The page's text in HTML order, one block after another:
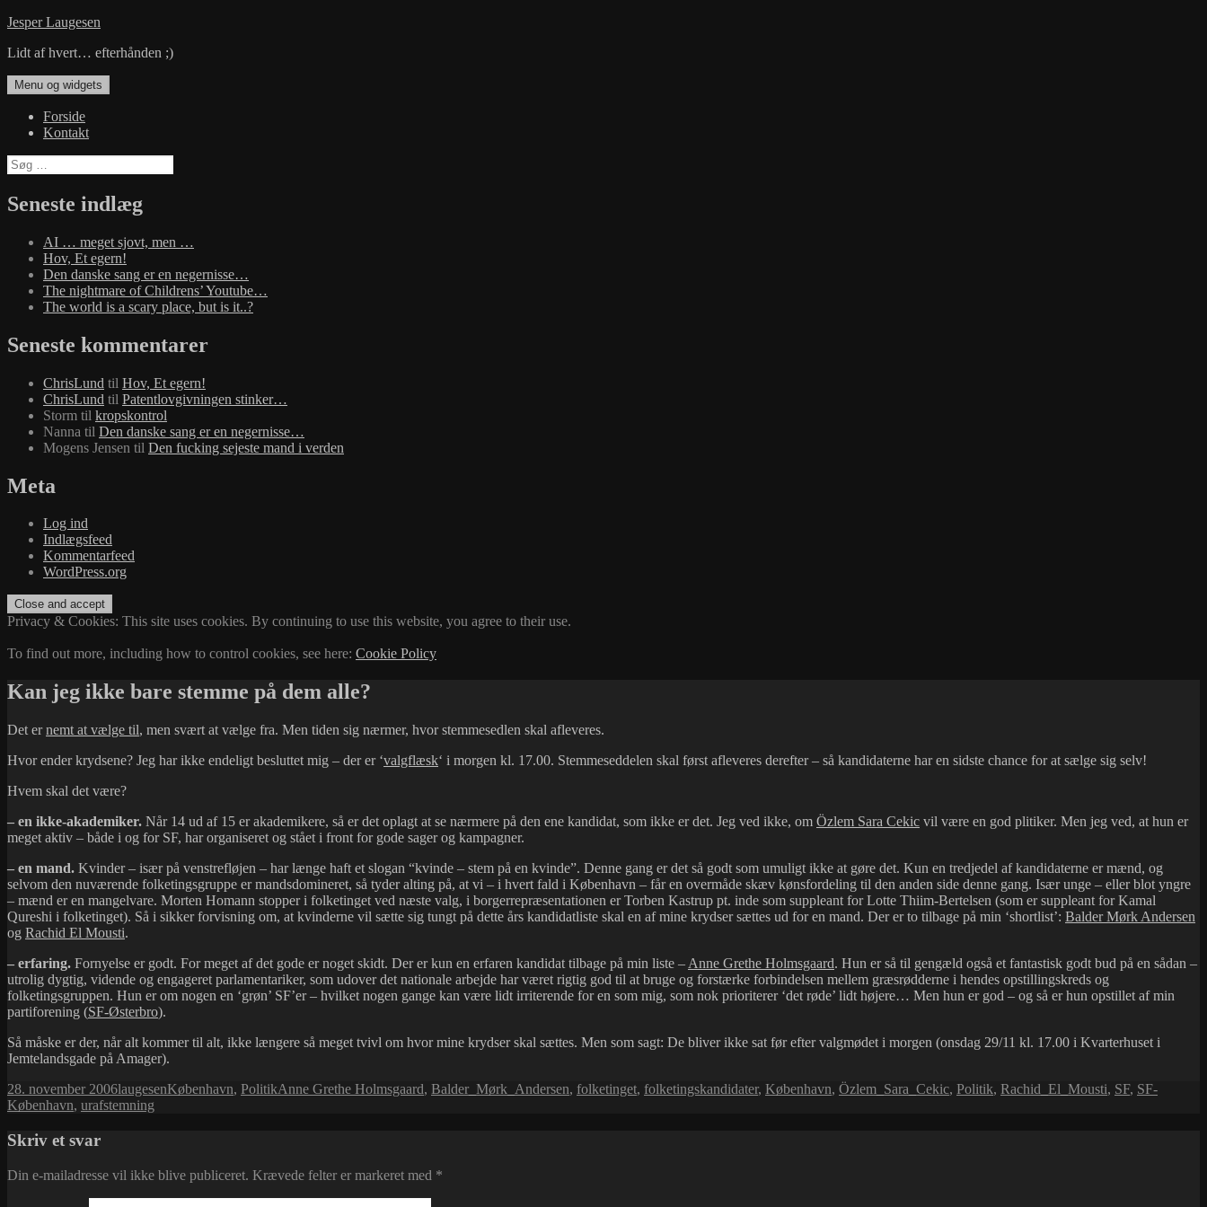
Hop
indhold
Jesper Laugesen
Lidt af hvert… efterhånden ;)
Menu og widgets
Forside
Kontakt
Søg
efter:
Seneste indlæg
AI … meget sjovt, men …
Hov, Et egern!
Den danske sang er en negernisse…
The nightmare of Childrens’ Youtube…
The world is a scary place, but is it..?
Seneste kommentarer
ChrisLund til Hov, Et egern!
ChrisLund til Patentlovgivningen stinker…
Storm til kropskontrol
Nanna til Den danske sang er en negernisse…
Mogens Jensen til Den fucking sejeste mand i verden
Meta
Log ind
Indlægsfeed
Kommentarfeed
WordPress.org
Privacy & Cookies: This site uses cookies. By continuing to use this website, you agree to their use.
To find out more, including how to control cookies, see here: Cookie Policy
Kan jeg ikke bare stemme på dem alle?
Det ernemt at vælge til, men svært at vælge fra. Men tiden sig nærmer, hvor stemmesedlen skal afleveres.
Hvor ender krydsene? Jeg har ikke endeligt besluttet mig – der er ‘valgflæsk‘ i morgen kl. 17.00. Stemmeseddelen skal først afleveres derefter – så kandidaterne har en sidste chance for at sælge sig selv!
Hvem skal det være?
– en ikke-akademiker. Når 14 ud af 15 er akademikere, så er det oplagt at se nærmere på den ene kandidat, som ikke er det. Jeg ved ikke, om Özlem Sara Cekic vil være en god plitiker. Men jeg ved, at hun er
meget aktiv – både i og for SF, har organiseret og stået i front for gode sager og kampagner.
– en mand. Kvinder – især på venstrefløjen – har længe haft et slogan “kvinde – stem på en kvinde”. Denne gang er det så godt som umuligt ikke at gøre det. Kun en tredjedel af kandidaterne er mænd, og
selvom den nuværende folketingsgruppe er mandsdomineret, så tyder alting på, at vi – i hvert fald i København – får en overmåde skæv kønsfordeling til den anden side denne gang. Især unge – eller blot yngre
– mænd er en mangelvare. Morten Homann stopper i folketinget ved næste valg, i borgerrepræsentationen er Torben Kastrup pt. inde som suppleant for Lotte Thiim-Bertelsen (som er suppleant for Kamal
Qureshi i folketinget). Så i sikker forvisning om, at kvinderne vil sætte sig tungt på dette års kandidatliste skal en af mine krydser sættes ud for en mand. Der er to tilbage på min ‘shortlist’: Balder Mørk Andersen
og Rachid El Mousti.
– erfaring. Fornyelse er godt. For meget af det gode er noget skidt. Der er kun en erfaren kandidat tilbage på min liste – Anne Grethe Holmsgaard. Hun er så til gengæld også et fantastisk godt bud på en sådan –
utrolig dygtig, vidende og engageret parlamentariker, som udover det nationale arbejde har været rigtig god til at bruge og forstærke forbindelsen mellem græsrødderne i hendes opstillingskreds og
folketingsgruppen. Hun er om nogen en ‘grøn’ SF’er – hvilket nogen gange kan være lidt irriterende for en som mig, som nok prioriterer ‘det røde’ lidt højere… Men hun er god – og så er hun opstillet af min
partiforening (SF-Østerbro).
Så måske er der, når alt kommer til alt, ikke længere så meget tvivl om hvor mine krydser skal sættes. Men som sagt: De bliver ikke sat før efter valgmødet i morgen (onsdag 29/11 kl. 17.00 i Kvarterhuset i
Jemtelandsgade på Amager).
Udgivet
i
28. november 2006Forfatter
laugesenKategorier
København, PolitikTags
Anne Grethe Holmsgaard, Balder_Mørk_Andersen, folketinget, folketingskandidater, København, Özlem_Sara_Cekic, Politik, Rachid_El_Mousti, SF, SF-
København, urafstemning
Skriv et svar
Din e-mailadresse vil ikke blive publiceret. Krævede felter er markeret med *